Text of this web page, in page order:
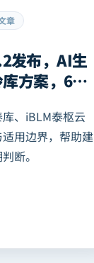
章
发布，AI生
方案，60
、iBLM泰枢云
用边界，帮助建
断。